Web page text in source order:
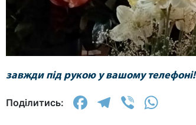
завжди під рукою у вашому телефоні!
Поділитись: Facebook
Telegram
Viber